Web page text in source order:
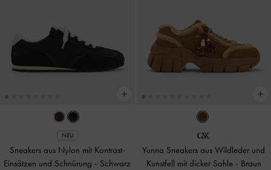
NEU
Sneakers aus Nylon mit Kontrast-
Einsätzen und Schnürung - Schwarz
Yunna Sneakers aus Wildleder und
Kunstfell mit dicker Sohle - Braun